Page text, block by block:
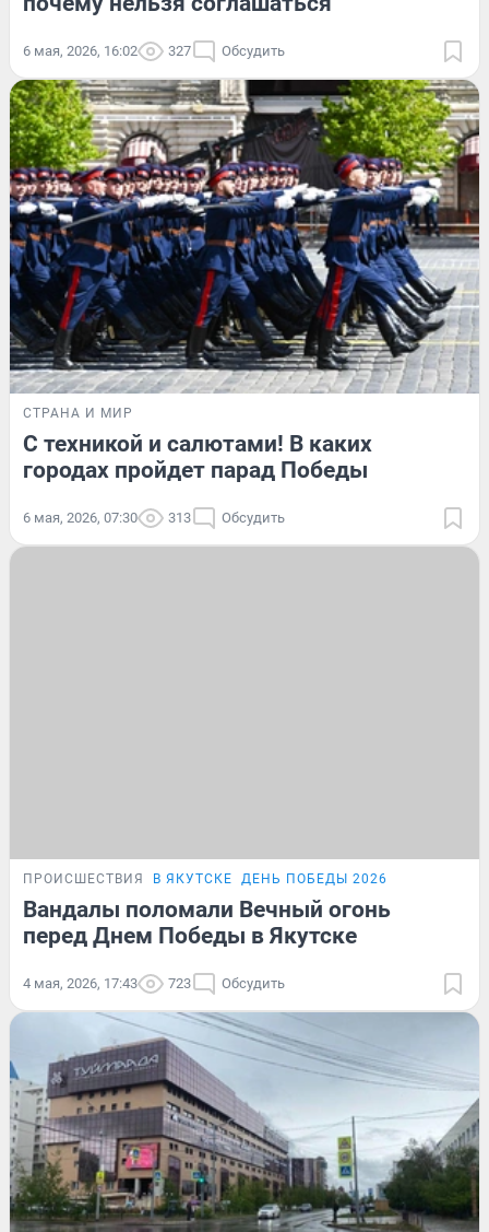
6 мая, 2026, 16:02 327 Обсудить
СТРАНА И МИР
С техникой и салютами! В каких
городах пройдет парад Победы
6 мая, 2026, 07:30 313 Обсудить
ПРОИСШЕСТВИЯ В ЯКУТСКЕ ДЕНЬ ПОБЕДЫ 2026
Вандалы поломали Вечный огонь
перед Днем Победы в Якутске
4 мая, 2026, 17:43 723 Обсудить